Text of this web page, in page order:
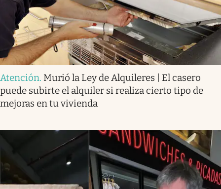
Atención. Murió la Ley de Alquileres | El casero
puede subirte el alquiler si realiza cierto tipo de
mejoras en tu vivienda